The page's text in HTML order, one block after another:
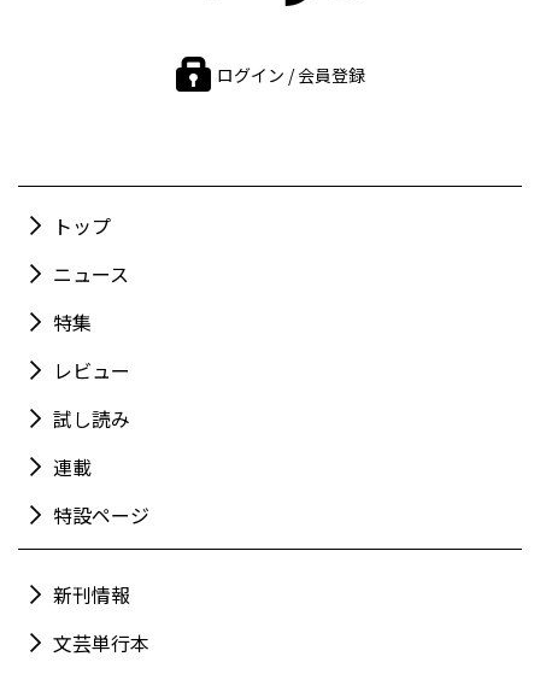
ログイン / 会員登録
トップ
ニュース
特集
レビュー
試し読み
連載
特設ページ
新刊情報
文芸単行本